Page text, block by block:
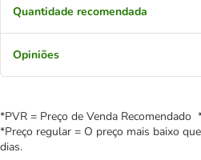
Quantidade recomendada
Opiniões
*PVR = Preço de Venda Recomendado
*Preço regular = O preço mais baixo
dias.